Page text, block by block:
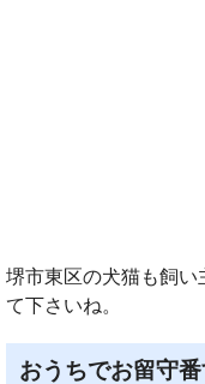
堺市東区の犬猫も飼い
て下さいね。
おうちでお留守